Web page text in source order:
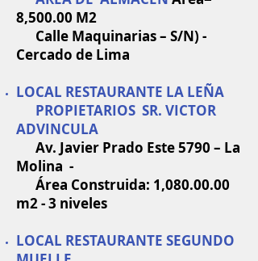
8,500.00 M2
Calle Maquinarias – S/N) -
Cercado de Lima
LOCAL RESTAURANTE LA LEÑA
PROPIETARIOS SR. VICTOR
ADVINCULA
Av. Javier Prado Este 5790 – La
Molina -
Área Construida: 1,080.00.00
m2 - 3 niveles
LOCAL RESTAURANTE SEGUNDO